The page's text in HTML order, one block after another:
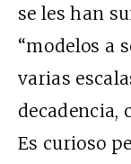
se les han
“modelos a
varias
decadencia,
Es curioso